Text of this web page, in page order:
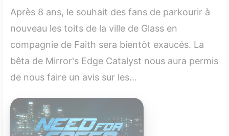
Après 8 ans, le souhait des fans de parkourir à
nouveau les toits de la ville de Glass en
compagnie de Faith sera bientôt exaucés. La
bêta de Mirror's Edge Catalyst nous aura permis
de nous faire un avis sur les...